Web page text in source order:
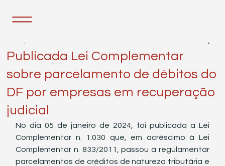
Publicada Lei Complementar
sobre parcelamento de débitos do
DF por empresas em recuperação
judicial
No dia 05 de janeiro de 2024, foi publicada a Lei
Complementar n. 1.030 que, em acréscimo à Lei
Complementar n. 833/2011, passou a regulamentar
parcelamentos de créditos de natureza tributária e